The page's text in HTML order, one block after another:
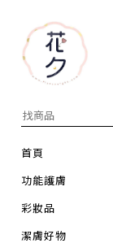
首頁
功能護膚
彩妝品
潔膚好物